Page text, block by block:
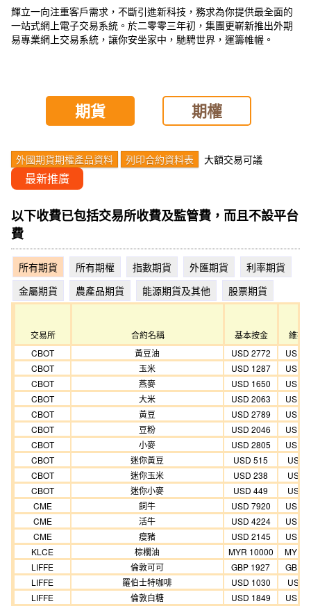
輝立一向注重客戶需求，不斷引進新科技，務求為你提供最全面的
一站式網上電子交易系統。於二零零三年初，集團更嶄新推出外期
易專業網上交易系統，讓你安坐家中，馳騁世界，運籌帷幄。
期貨 期權
外國期貨期權產品資料 列印合約資料表 大額交易可議
最新推廣
以下收費已包括交易所收費及監管費，而且不設平台
費
所有期貨 所有期權 指數期貨 外匯期貨
利率期貨
金屬期貨
農產品期貨 能源期貨及其他 股票期貨
交易所 合約名稱 基本按金
維持
CBOT
黃豆油 USD 2772
USD
CBOT
玉米 USD 1287
USD
CBOT
燕麥 USD 1650
USD
CBOT
大米 USD 2063
USD
CBOT
黃豆 USD 2789
USD
CBOT
豆粉 USD 2046
USD
CBOT
小麥 USD 2805
USD
CBOT
迷你黃豆 USD 515
USD
CBOT
迷你玉米 USD 238
USD
CBOT
迷你小麥 USD 449
USD
CME
飼牛 USD 7920
USD
CME
活牛 USD 4224
USD
CME
瘦豬 USD 2145
USD
KLCE
棕櫚油 MYR 10000
MYR
LIFFE
倫敦可可 GBP 1927
GBP
LIFFE
羅伯士特咖啡 USD 1030
USD
LIFFE
倫敦白糖 USD 1849
USD